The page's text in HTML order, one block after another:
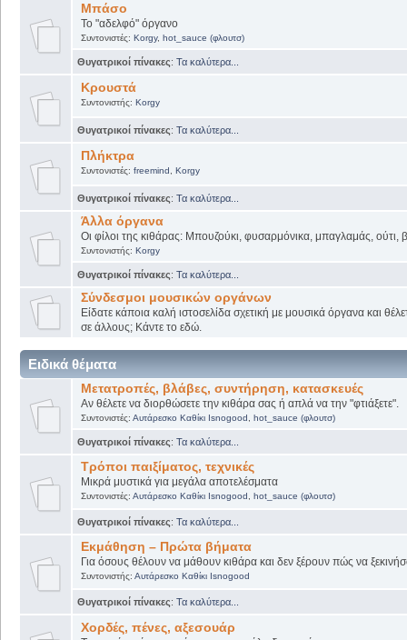
Μπάσο
Το "αδελφό" όργανο
Συντονιστές: Korgy, hot_sauce (φλουτσ)
Θυγατρικοί πίνακες: Τα καλύτερα...
Κρουστά
Συντονιστής: Korgy
Θυγατρικοί πίνακες: Τα καλύτερα...
Πλήκτρα
Συντονιστές: freemind Korgy
Θυγατρικοί πίνακες: Τα καλύτερα...
Άλλα όργανα
Οι φίλοι της κιθάρας: Μπουζούκι, φυσαρμόνικα, μπαγλαμάς, ούτι,
Συντονιστής: Korgy
Θυγατρικοί πίνακες: Τα καλύτερα...
Σύνδεσμοι μουσικών οργάνων
Είδατε κάποια καλή ιστοσελίδα σχετική με μουσικά όργανα και
σε άλλους; Κάντε το εδώ.
Ειδικά θέματα
Μετατροπές, βλάβες, συντήρηση, κατασκευές
Αν θέλετε να διορθώσετε την κιθάρα σας ή απλά να την "φτιάξετε".
Συντονιστές: Αυτάρεσκο Καθίκι Isnogood hot_sauce (φλουτσ)
Θυγατρικοί πίνακες: Τα καλύτερα...
Τρόποι παιξίματος, τεχνικές
Μικρά μυστικά για μεγάλα αποτελέσματα
Συντονιστές: Αυτάρεσκο Καθίκι Isnogood hot_sauce (φλουτσ)
Θυγατρικοί πίνακες: Τα καλύτερα...
Εκμάθηση – Πρώτα βήματα
Για όσους θέλουν να μάθουν κιθάρα και δεν ξέρουν πώς να
Συντονιστής: Αυτάρεσκο Καθίκι Isnogood
Θυγατρικοί πίνακες: Τα καλύτερα...
Χορδές, πένες, αξεσουάρ